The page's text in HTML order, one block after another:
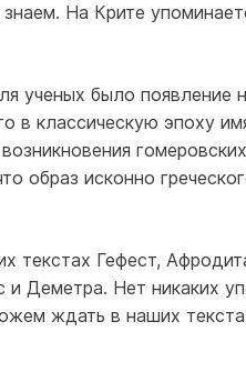
На Крите
ученых было появление
в классическую эпоху
образ исконно
текстах Гефест,
и Деметра. Нет никаких
ждать в наших